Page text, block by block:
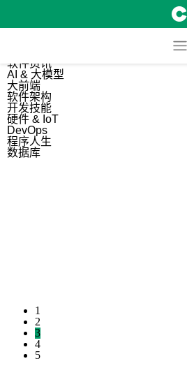
软件资讯
AI & 大模型
大前端
软件架构
开发技能
硬件 & IoT
DevOps
程序人生
数据库
1
2
3
4
5